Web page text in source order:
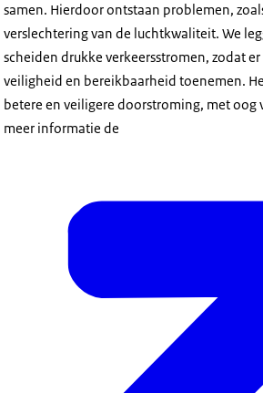
samen. Hierdoor ontstaan problemen,
verslechtering van de luchtkwaliteit. We
scheiden drukke verkeersstromen, zodat
veiligheid en bereikbaarheid toenemen.
betere en veiligere doorstroming, met oog
meer informatie de